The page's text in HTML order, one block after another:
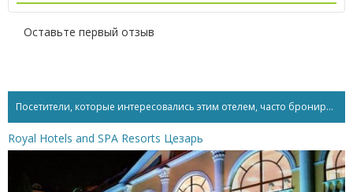
Оставьте первый отзыв
Посетители, которые интересовались этим отелем, часто бронируют...
Royal Hotels and SPA Resorts Цезарь